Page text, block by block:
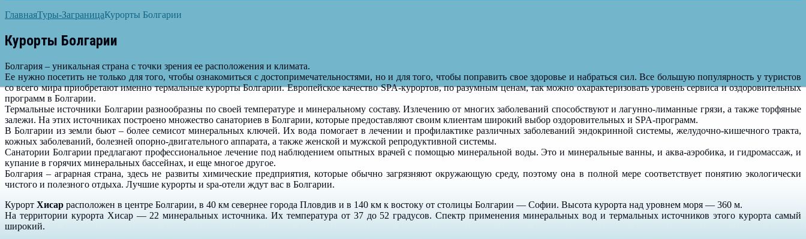
ГлавнаяТуры-ЗаграницаКурорты Болгарии
Курорты Болгарии
Болгария – уникальная страна с точки зрения ее расположения и климата.
Ее нужно посетить не только для того, чтобы ознакомиться с достопримечательностями, но и для того, чтобы поправить свое здоровье и набраться сил. Все большую популярность у туристов
со всего мира приобретают именно термальные курорты Болгарии. Европейское качество SPA-курортов, по разумным ценам, так можно охарактеризовать уровень сервиса и оздоровительных
программ в Болгарии.
Термальные источники Болгарии разнообразны по своей температуре и минеральному составу. Излечению от многих заболеваний способствуют и лагунно-лиманные грязи, а также торфяные
залежи. На этих источниках построено множество санаториев в Болгарии, которые предоставляют своим клиентам широкий выбор оздоровительных и SPA-программ.
В Болгарии из земли бьют – более семисот минеральных ключей. Их вода помогает в лечении и профилактике различных заболеваний эндокринной системы, желудочно-кишечного тракта,
кожных заболеваний, болезней опорно-двигательного аппарата, а также женской и мужской репродуктивной системы.
Санатории Болгарии предлагают профессиональное лечение под наблюдением опытных врачей с помощью минеральной воды. Это и минеральные ванны, и аква-аэробика, и гидромассаж, и
купание в горячих минеральных бассейнах, и еще многое другое.
Болгария – аграрная страна, здесь не развиты химические предприятия, которые обычно загрязняют окружающую среду, поэтому она в полной мере соответствует понятию экологически
чистого и полезного отдыха. Лучшие курорты и spa-отели ждут вас в Болгарии.
Курорт Хисар расположен в центре Болгарии, в 40 км севернее города Пловдив и в 140 км к востоку от столицы Болгарии — Софии. Высота курорта над уровнем моря — 360 м.
На территории курорта Хисар — 22 минеральных источника. Их температура от 37 до 52 градусов. Спектр применения минеральных вод и термальных источников этого курорта самый
широкий.